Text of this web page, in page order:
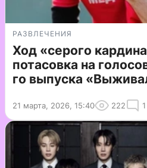
РАЗВЛЕЧЕНИЯ
Ход «серого
потасовка на
го выпуска
21 марта, 2026, 15:40 222 1